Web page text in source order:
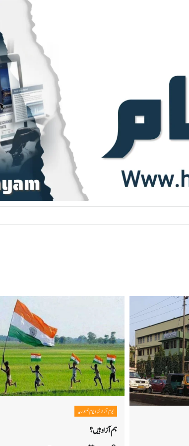
یوم آزادی و یوم جمہوریہ
ہم آزاد ہیں ؟